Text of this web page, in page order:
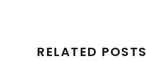
RELATED POSTS